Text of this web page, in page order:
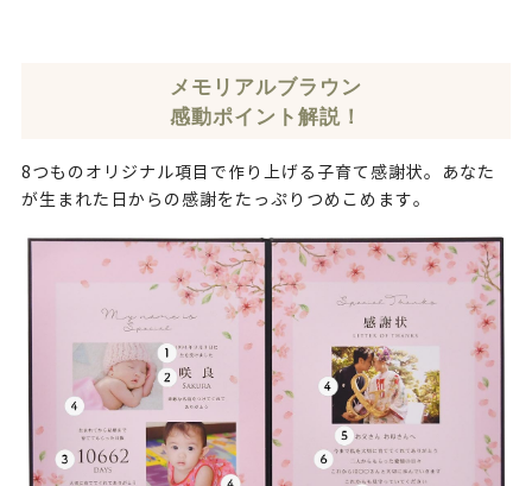
メモリアルブラウン
感動ポイント解説！
8つものオリジナル項目で作り上げる子育て感謝状。あなた
が生まれた日からの感謝をたっぷりつめこめます。